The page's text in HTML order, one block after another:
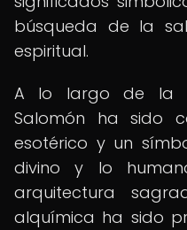
búsqueda de la
espiritual.
A lo largo de la
Salomón ha sido
esotérico y un
divino y lo
arquitectura
alquímica ha sido